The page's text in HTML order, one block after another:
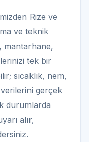
Rize ve
ve teknik
mantarhane,
tek bir
sıcaklık, nem,
gerçek
durumlarda
alır,